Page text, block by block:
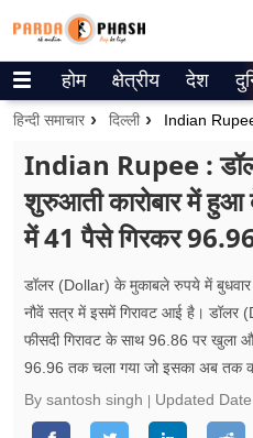
Trending on Google News
वेब स्टोरीज
उत्तर प्रदेश
गैलरी
वीडियो
रिलेशनशिप
होम क्षेत्रीय देश
हिन्दी समाचार दिल्ली
Indian Rupee :
शुरुआती कारोबार में हुआ
में 41 पैसे गिरकर
डॉलर (Dollar) के मुकाबले रुपये में बुधवार
नौवें सत्र में इसमें गिरावट आई है।
फीसदी गिरावट के साथ 96.86 पर खुला
96.96 तक चला गया जो इसका अब तक
By santosh singh
Updated Date